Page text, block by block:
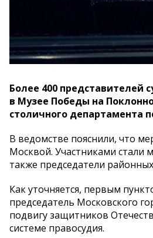
Более 400 представителей
в Музее Победы на
столичного департамента
В ведомстве пояснили, что
Москвой. Участниками стали
также председатели
Как уточняется, первым
председатель Московского
подвигу защитников
системе правосудия.